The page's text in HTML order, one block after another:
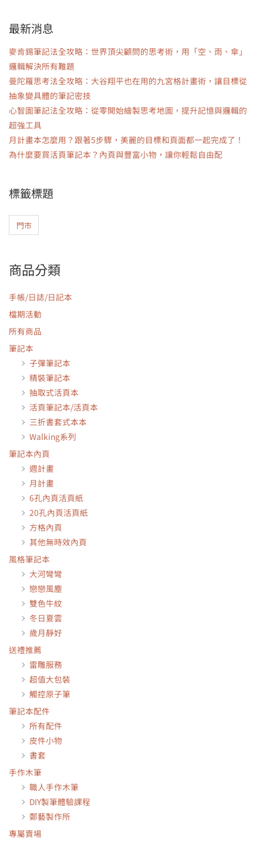
最新消息
麥肯錫筆記法全攻略：世界頂尖顧問的思考術，用「空、雨、傘」
邏輯解決所有難題
曼陀羅思考法全攻略：大谷翔平也在用的九宮格計畫術，讓目標從
抽象變具體的筆記密技
心智圖筆記法全攻略：從零開始繪製思考地圖，提升記憶與邏輯的
超強工具
月計畫本怎麼用？跟著5步驟，美麗的目標和頁面都一起完成了！
為什麼要買活頁筆記本？內頁與豐富小物，讓你輕鬆自由配
標籤標題
門市
商品分類
手帳/日誌/日記本
檔期活動
所有商品
筆記本
子彈筆記本
精裝筆記本
抽取式活頁本
活頁筆記本/活頁本
三折書套式本本
Walking系列
筆記本內頁
週計畫
月計畫
6孔內頁活頁紙
20孔內頁活頁紙
方格內頁
其他無時效內頁
風格筆記本
大河彎彎
戀戀風塵
雙色牛紋
冬日夏雲
歲月靜好
送禮推薦
雷雕服務
超值大包裝
觸控原子筆
筆記本配件
所有配件
皮件小物
書套
手作木筆
職人手作木筆
DIY製筆體驗課程
鄭藝製作所
專屬賣場